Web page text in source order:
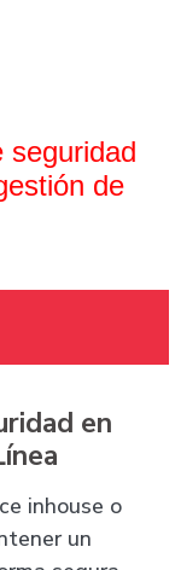
seguridad
de
en
inhouse o
un